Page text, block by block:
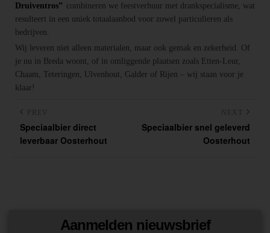
Druiventros” combineren we feestverhuur met drankspecialisme, wat
resulteert in een uniek totaalaanbod voor zowel particulieren als
bedrijven.
Wij leveren niet alleen materialen, maar ook gemak en zekerheid. Of
je nu in Breda woont, of in omliggende plaatsen zoals Etten-Leur,
Chaam, Teteringen, Ulvenhout, Galder of Rijen – wij staan voor je
klaar!
PREV
Speciaalbier direct
leverbaar Oosterhout
NEXT
Speciaalbier snel geleverd
Oosterhout
Aanmelden nieuwsbrief